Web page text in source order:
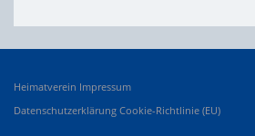
Heimatverein Impressum
Datenschutzerklärung Cookie-Richtlinie (EU)